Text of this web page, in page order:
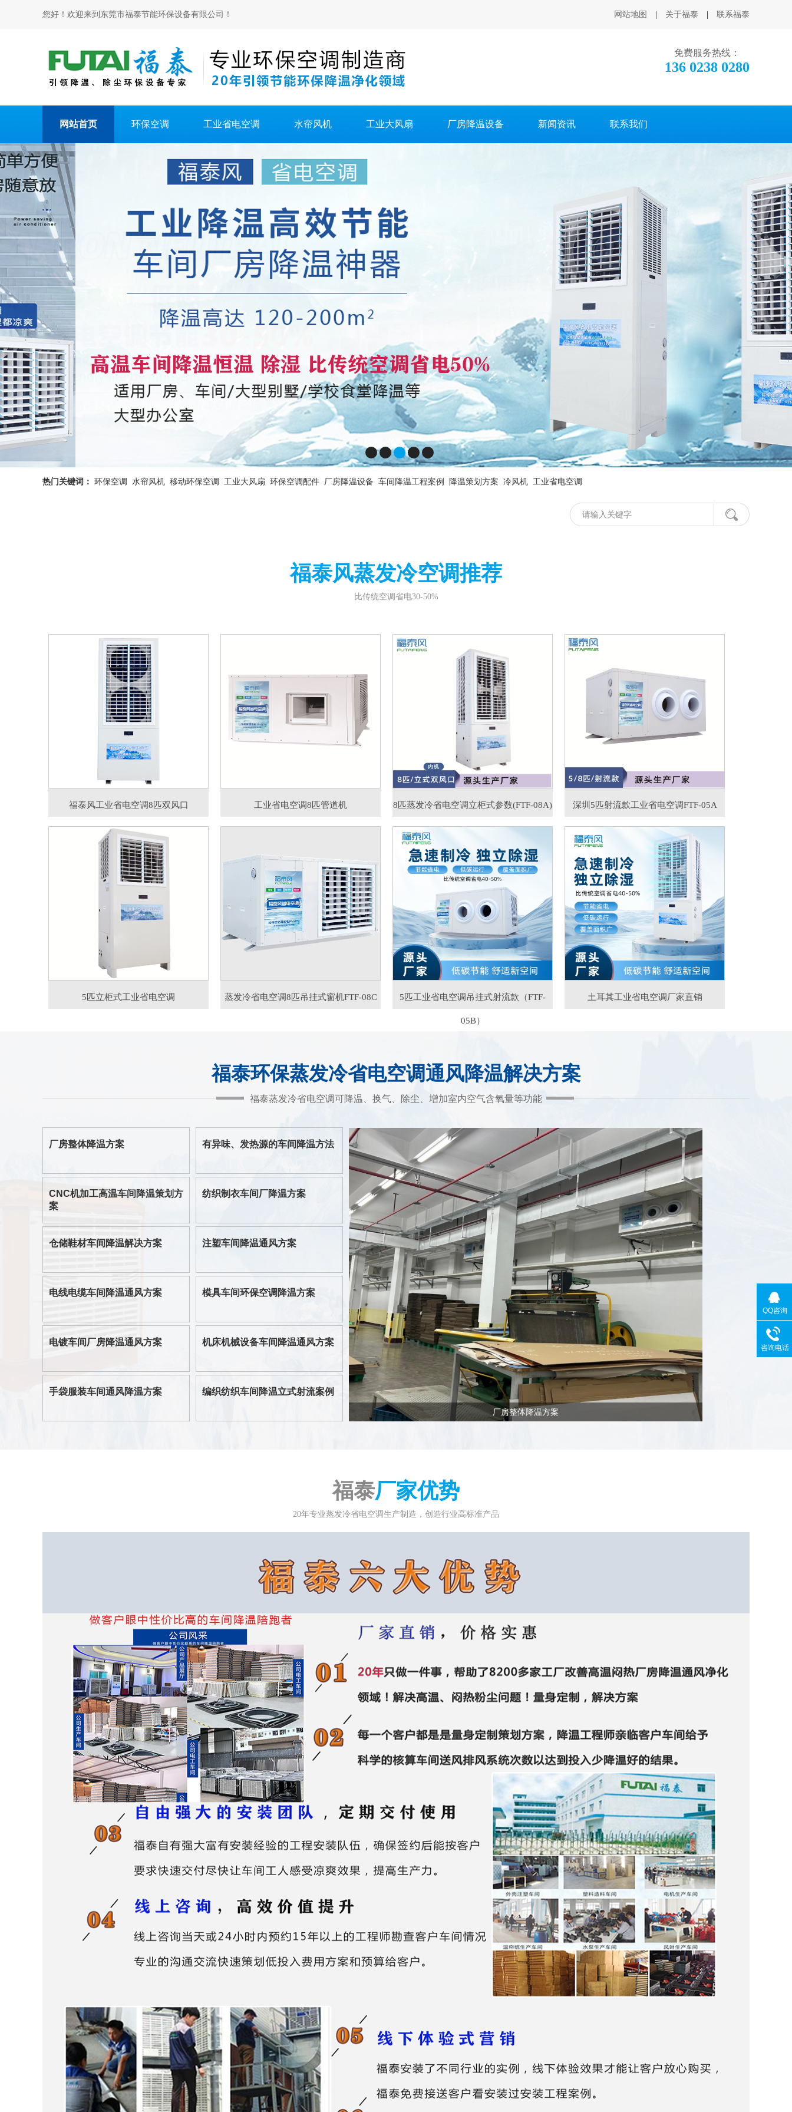
您好！欢迎来到东莞市福泰节能环保设备有限公司！ 网站地图 关于福泰 联系福泰
免费服务热线：
136 0238 0280
网站首页 环保空调 工业省电空调 水帘风机 工业大风扇 厂房降温设备 新闻资讯 联系我们
热门关键词： 环保空调 水帘风机 移动环保空调 工业大风扇 环保空调配件 厂房降温设备 车间降温工程案例 降温策划方案 冷风机 工业省电空调
福泰风蒸发冷空调推荐
比传统空调省电30-50%
福泰风工业省电空调8匹双风口 工业省电空调8匹管道机 8匹蒸发冷省电空调立柜式参数(FTF-08A) 深圳5匹射流款工业省电空调FTF-05A
5匹立柜式工业省电空调 蒸发冷省电空调8匹吊挂式窗机FTF-08C 5匹工业省电空调吊挂式射流款（FTF-
05B）
土耳其工业省电空调厂家直销
福泰环保蒸发冷省电空调通风降温解决方案
福泰蒸发冷省电空调可降温、换气、除尘、增加室内空气含氧量等功能
厂房整体降温方案 有异味、发热源的车间降温方法
CNC机加工高温车间降温策划方
案
纺织制衣车间厂降温方案
仓储鞋材车间降温解决方案 注塑车间降温通风方案
电线电缆车间降温通风方案 模具车间环保空调降温方案
电镀车间厂房降温通风方案 机床机械设备车间降温通风方案
手袋服装车间通风降温方案 编织纺织车间降温立式射流案例
厂房整体降温方案
福泰厂家优势
20年专业蒸发冷省电空调生产制造，创造行业高标准产品
QQ咨询
咨询电话